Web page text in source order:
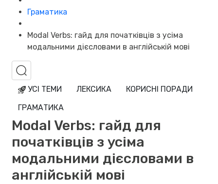
Граматика
Modal Verbs: гайд для початківців з усіма
модальними дієсловами в англійській мові
УСІ ТЕМИ ЛЕКСИКА
КОРИСНІ ПОРАДИ
ГРАМАТИКА
Modal Verbs: гайд для
початківців з усіма
модальними дієсловами в
англійській мові